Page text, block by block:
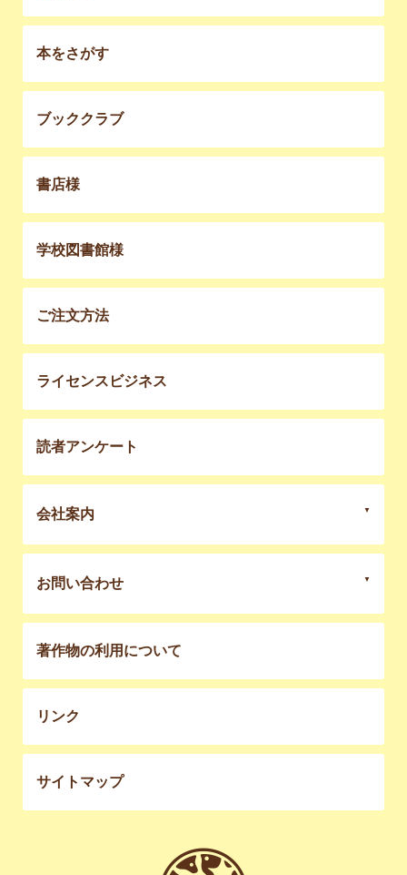
本をさがす
ブッククラブ
書店様
学校図書館様
ご注文方法
ライセンスビジネス
読者アンケート
会社案内
お問い合わせ
著作物の利用について
リンク
サイトマップ